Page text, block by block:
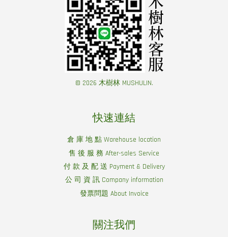
© 2026 木樹林 MUSHULIN.
快速連結
倉 庫 地 點 Warehouse location
售 後 服 務 After-sales Service
付 款 及 配 送 Payment & Delivery
公 司 資 訊 Company information
發票問題 About Invoice
關注我們